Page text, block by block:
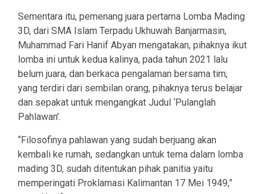
Sementara itu, pemenang juara pertama Lomba Mading
3D, dari SMA Islam Terpadu Ukhuwah Banjarmasin,
Muhammad Fari Hanif Abyan mengatakan, pihaknya ikut
lomba ini untuk kedua kalinya, pada tahun 2021 lalu
belum juara, dan berkaca pengalaman bersama tim,
yang terdiri dari sembilan orang, pihaknya terus belajar
dan sepakat untuk mengangkat Judul ‘Pulanglah
Pahlawan’.
“Filosofinya pahlawan yang sudah berjuang akan
kembali ke rumah, sedangkan untuk tema dalam lomba
mading 3D, sudah ditentukan pihak panitia yaitu
memperingati Proklamasi Kalimantan 17 Mei 1949,”